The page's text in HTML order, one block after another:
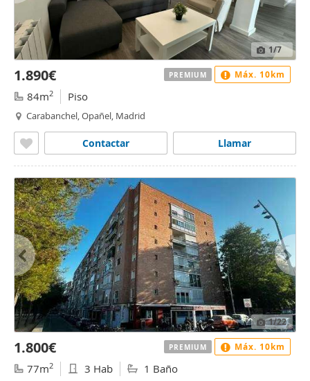
1/7
1.890€
84m2 Piso
Carabanchel, Opañel, Madrid
Llamar
Contactar
PREMIUM Máx. 10km
1/22
1.800€
77m2 3 Hab 1 Baño
PREMIUM Máx. 10km